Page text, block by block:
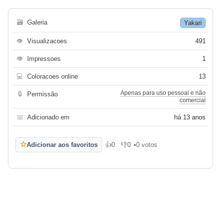
🗃 Galeria Yakari
👁 Visualizacoes 491
👁 Impressoes 1
💻 Coloracoes online 13
🔒 Permissão
Apenas para uso pessoal e não
comercial
📅 Adicionado em há 13 anos
☆Adicionar aos favoritos 👍0
Gosto👎0
Não gosto
•0 votos